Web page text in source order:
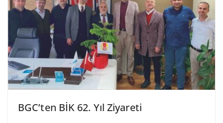
BGC’ten BİK 62. Yıl Ziyareti